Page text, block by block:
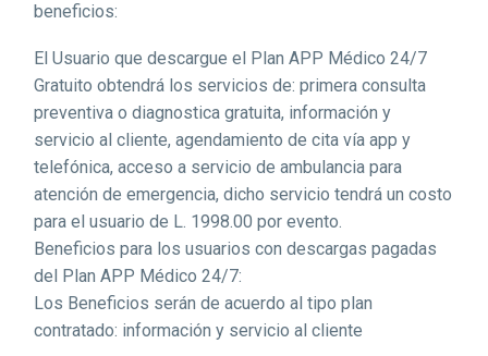
beneficios:
El Usuario que descargue el Plan APP Médico 24/7
Gratuito obtendrá los servicios de: primera consulta
preventiva o diagnostica gratuita, información y
servicio al cliente, agendamiento de cita vía app y
telefónica, acceso a servicio de ambulancia para
atención de emergencia, dicho servicio tendrá un costo
para el usuario de L. 1998.00 por evento.
Beneficios para los usuarios con descargas pagadas
del Plan APP Médico 24/7:
Los Beneficios serán de acuerdo al tipo plan
contratado: información y servicio al cliente